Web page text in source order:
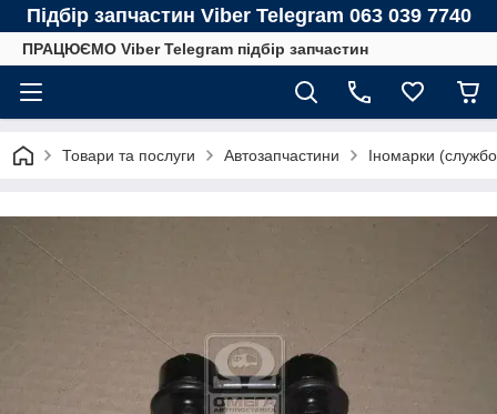
Підбір запчастин Viber Telegram 063 039 7740
ПРАЦЮЄМО Viber Telegram підбір запчастин
Товари та послуги Автозапчастини Іномарки